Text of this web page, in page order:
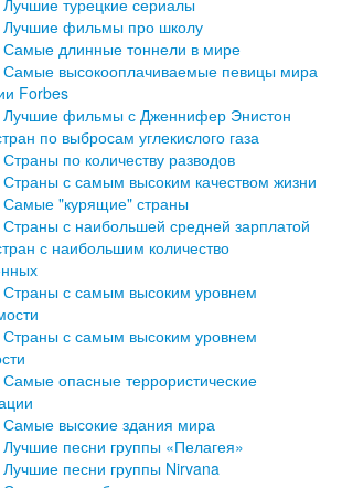
турецкие сериалы
Лучшие фильмы про школу
длинные тоннели в мире
высокооплачиваемые певицы мира
Forbes
Лучшие фильмы с Дженнифер Энистон
по выбросам углекислого газа
по количеству разводов
с самым высоким качеством жизни
"курящие" страны
с наибольшей средней зарплатой
с наибольшим количество
с самым высоким уровнем
с самым высоким уровнем
опасные террористические
высокие здания мира
песни группы «Пелагея»
песни группы Nirvana